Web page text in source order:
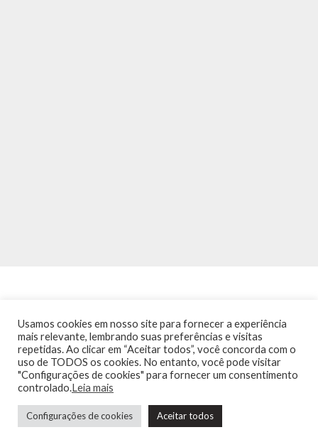
INÍCIO NOTÍCIAS AGENDA CONTATO
TRÂNSITO NA PONTE
TERMOS DE USO / POLÍTICA DE PRIVACIDADE
Guia de Niterói Informática LTDA Todos os Direitos Reservados
Usamos cookies em nosso site para fornecer a experiência
mais relevante, lembrando suas preferências e visitas
repetidas. Ao clicar em “Aceitar todos”, você concorda com o
uso de TODOS os cookies. No entanto, você pode visitar
"Configurações de cookies" para fornecer um consentimento
controlado.Leia mais
Configurações de cookies Aceitar todos